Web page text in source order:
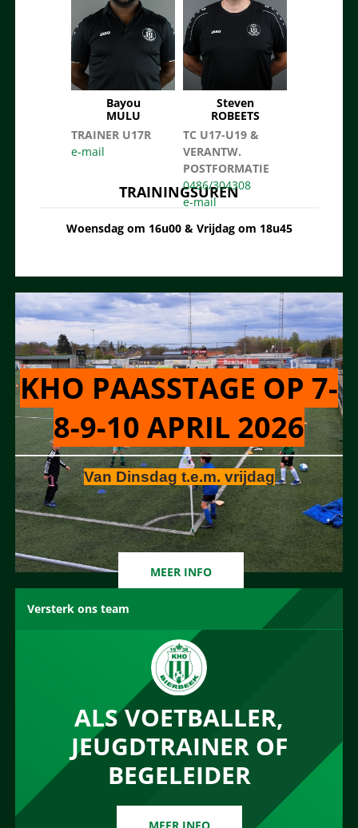
Bayou
MULU
TRAINER U17R
Steven
ROBEETS
TC U17-U19 &
VERANTW.
POSTFORMATIE
0486/304308
TRAININGSUREN
Woensdag om 16u00 & Vrijdag om 18u45
KHO PAASSTAGE OP 7-
8-9-10 APRIL 2026
Van Dinsdag t.e.m. vrijdag
MEER INFO
Versterk ons team
ALS VOETBALLER,
JEUGDTRAINER OF
BEGELEIDER